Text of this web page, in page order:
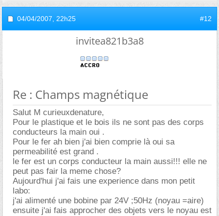
04/04/2007, 22h25 #12
invitea821b3a8
Re : Champs magnétique
Salut M curieuxdenature,
Pour le plastique et le bois ils ne sont pas des corps
conducteurs la main oui .
Pour le fer ah bien j'ai bien comprie là oui sa
permeabilité est grand .
le fer est un corps conducteur la main aussi!!! elle ne
peut pas fair la meme chose?
Aujourd'hui j'ai fais une experience dans mon petit
labo:
j'ai alimenté une bobine par 24V ;50Hz (noyau =aire)
ensuite j'ai fais approcher des objets vers le noyau est